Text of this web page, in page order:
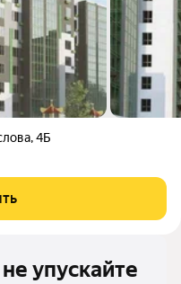
,4Б
упускайте